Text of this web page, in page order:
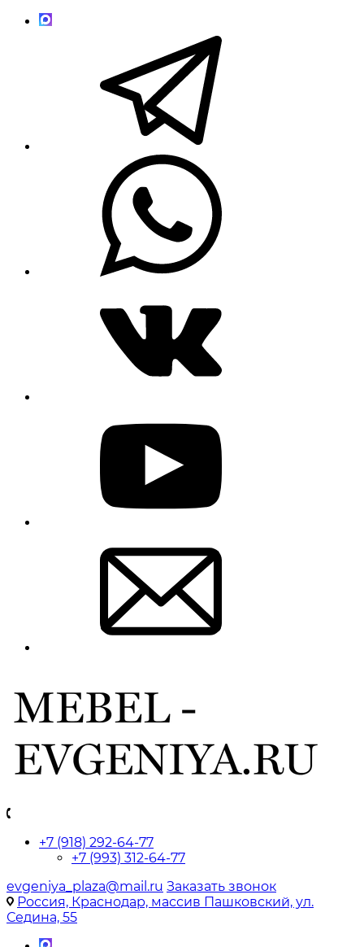
+7 (918) 292-64-77
+7 (993) 312-64-77
evgeniya_plaza@mail.ru Заказать звонок
Россия, Краснодар, массив Пашковский, ул.
Седина, 55